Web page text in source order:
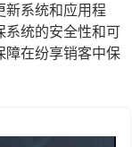
新系统和应用程
系统的安全性和可
障在纷享销客中保